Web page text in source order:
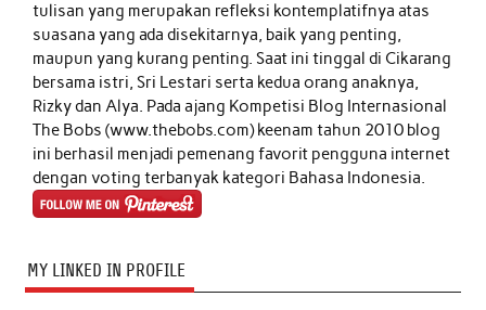
tulisan yang merupakan refleksi kontemplatifnya atas
suasana yang ada disekitarnya, baik yang penting,
maupun yang kurang penting. Saat ini tinggal di Cikarang
bersama istri, Sri Lestari serta kedua orang anaknya,
Rizky dan Alya. Pada ajang Kompetisi Blog Internasional
The Bobs (www.thebobs.com) keenam tahun 2010 blog
ini berhasil menjadi pemenang favorit pengguna internet
dengan voting terbanyak kategori Bahasa Indonesia.
MY LINKED IN PROFILE